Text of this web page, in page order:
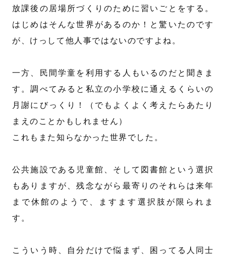
放課後の居場所づくりのために習いごとをする。
はじめはそんな世界があるのか！と驚いたのです
が、けっして他人事ではないのですよね。
一方、民間学童を利用する人もいるのだと聞きま
す。調べてみると私立の小学校に通えるくらいの
月謝にびっくり！（でもよくよく考えたらあたり
まえのことかもしれません）
これもまた知らなかった世界でした。
公共施設である児童館、そして図書館という選択
もありますが、残念ながら最寄りのそれらは来年
まで休館のようで、ますます選択肢が限られま
す。
こういう時、自分だけで悩まず、困ってる人同士